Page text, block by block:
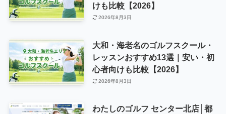
けも比較【2026】
2026年8月3日
大和・海老名のゴルフスクール・
レッスンおすすめ13選｜安い・初
心者向けも比較【2026】
2026年8月3日
わたしのゴルフ センター北店│都